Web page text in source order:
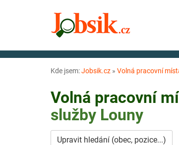
Kde jsem:Jobsik.cz » Volná pracovní
Volná pracovní
služby Louny
Upravit hledání (obec, pozice...)